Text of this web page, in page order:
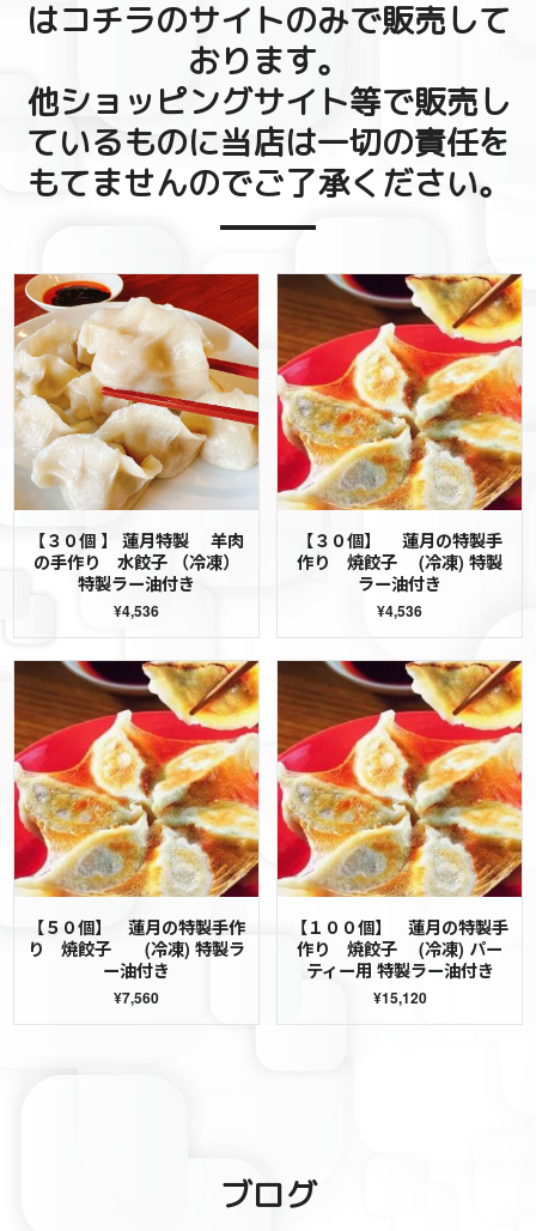
はコチラのサイトのみで販売して
おります。
他ショッピングサイト等で販売し
ているものに当店は一切の責任を
もてませんのでご了承ください。
【３０個 】 蓮月特製 羊肉
の手作り 水餃子 （冷凍）
特製ラー油付き
¥4,536
【３０個】 蓮月の特製手
作り 焼餃子 (冷凍) 特製
ラー油付き
¥4,536
【５０個】 蓮月の特製手作
り 焼餃子 (冷凍) 特製ラ
ー油付き
¥7,560
【１００個】 蓮月の特製手
作り 焼餃子 (冷凍) パー
ティー用 特製ラー油付き
¥15,120
ブログ